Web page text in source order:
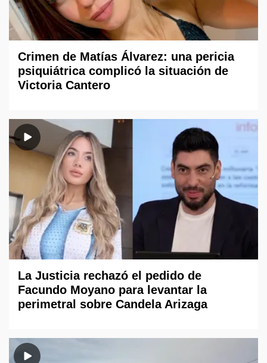
Crimen de Matías Álvarez: una pericia
psiquiátrica complicó la situación de
Victoria Cantero
La Justicia rechazó el pedido de
Facundo Moyano para levantar la
perimetral sobre Candela Arizaga